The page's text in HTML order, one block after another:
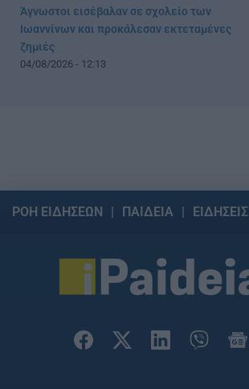
Άγνωστοι εισέβαλαν σε σχολείο των
Ιωαννίνων και προκάλεσαν εκτεταμένες
ζημιές
04/08/2026 - 12:13
ΡΟΗ ΕΙΔΗΣΕΩΝ ΠΑΙΔΕΙΑ ΕΙΔΗΣΕΙΣ